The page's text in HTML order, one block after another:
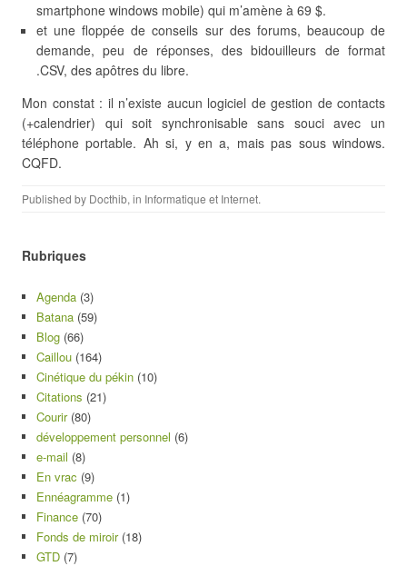
smartphone windows mobile) qui m’amène à 69 $.
et une floppée de conseils sur des forums, beaucoup de
demande, peu de réponses, des bidouilleurs de format
.CSV, des apôtres du libre.
Mon constat : il n’existe aucun logiciel de gestion de contacts
(+calendrier) qui soit synchronisable sans souci avec un
téléphone portable. Ah si, y en a, mais pas sous windows.
CQFD.
Published by Docthib, in Informatique et Internet.
Rubriques
Agenda (3)
Batana (59)
Blog (66)
Caillou (164)
Cinétique du pékin (10)
Citations (21)
Courir(80)
développement personnel (6)
e-mail (8)
En vrac (9)
Ennéagramme (1)
Finance (70)
Fonds de miroir(18)
GTD (7)